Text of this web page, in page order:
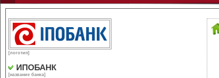
[логотип]
ИПОБАНК
[название банка]